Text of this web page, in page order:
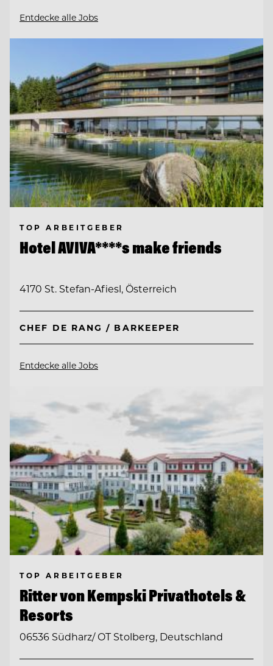
Entdecke alle Jobs
TOP ARBEITGEBER
Hotel AVIVA****s make friends
4170 St. Stefan-Afiesl, Österreich
CHEF DE RANG / BARKEEPER
Entdecke alle Jobs
TOP ARBEITGEBER
Ritter von Kempski Privathotels &
Resorts
06536 Südharz/ OT Stolberg, Deutschland